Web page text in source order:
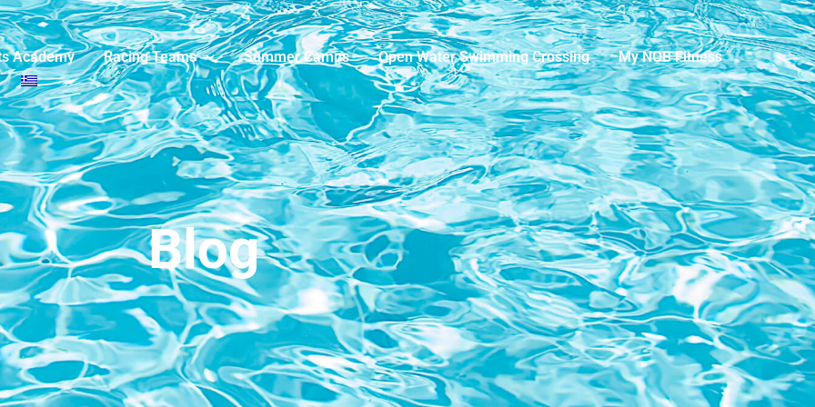
Academy Racing Teams Summer Camps Open Water Swimming Crossing
My NOB Fitness
Blog